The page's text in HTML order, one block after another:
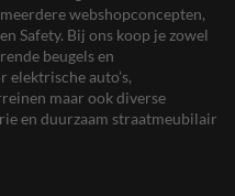
webshopconcepten,
Safety. Bij ons koop je zowel
beugels en
auto’s,
maar ook diverse
en duurzaam straatmeubilair